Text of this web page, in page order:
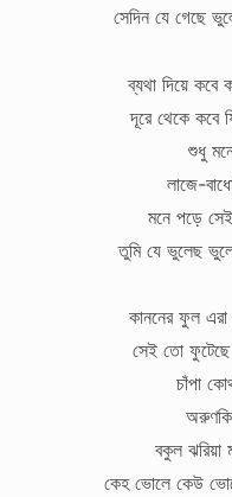
সেদিন যে গেছে
ব্যথা দিয়ে কবে
দূরে থেকে কবে
শুধু
লাজে-
মনে পড়ে
তুমি যে ভুলেছ
কাননের ফুল
সেই তো ফুটেছে
চাঁপা
বকুল ঝরিয়া
কেহ ভোলে কেউ